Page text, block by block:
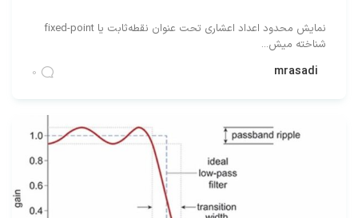
نمایش محدود اعداد اعشاری تحت عنوان نقطه‌ثابت یا fixed-point
شناخته میش...
mrasadi
0